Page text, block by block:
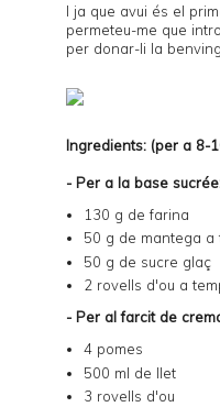
I ja que avui és el
permeteu-me que
per donar-li la
Ingredients: (per a 8-
- Per a la base
130 g de farina
50 g de mantega a
50 g de sucre glaç
2 rovells d'ou a
- Per al farcit de
4 pomes
500 ml de llet
3 rovells d'ou